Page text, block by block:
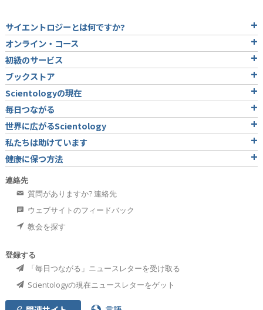
サイエントロジーとは何ですか?
オンライン・コース
初級のサービス
ブックストア
Scientologyの現在
毎日つながる
世界に広がるScientology
私たちは助けています
健康に保つ方法
連絡先
質問がありますか? 連絡先
ウェブサイトのフィードバック
教会を探す
登録する
「毎日つながる」ニュースレターを受け取る
Scientologyの現在ニュースレターをゲット